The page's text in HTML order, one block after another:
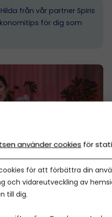
från vår partner Spiris
för dig som
bokföras –
använder cookies för
för att förbättra din
och vidareutveckling av
till dig.